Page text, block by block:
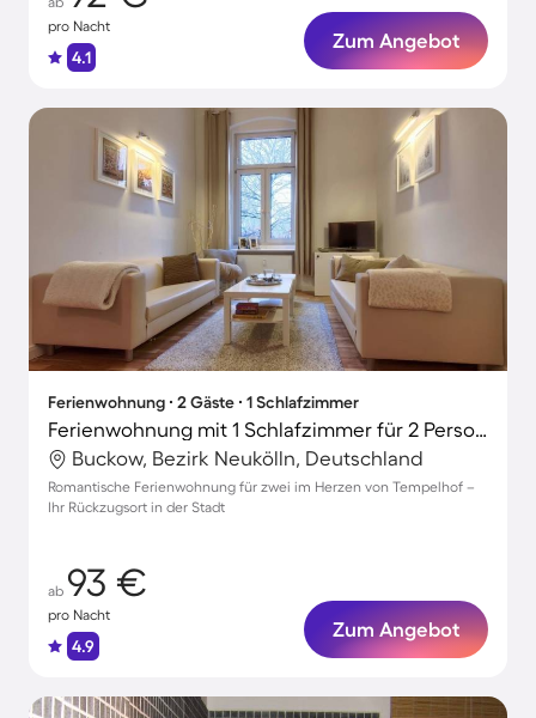
pro Nacht
4.1
Zum Angebot
Ferienwohnung ∙ 2 Gäste ∙ 1 Schlafzimmer
Ferienwohnung mit 1 Schlafzimmer für 2 Personen
Buckow, Bezirk Neukölln, Deutschland
Romantische Ferienwohnung für zwei im Herzen von Tempelhof –
Ihr Rückzugsort in der Stadt
ab 93 €
pro Nacht
4.9
Zum Angebot